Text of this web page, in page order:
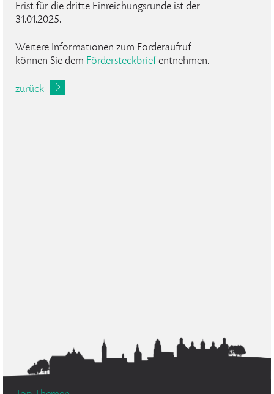
Frist für die dritte Einreichungsrunde ist der
31.01.2025.
Weitere Informationen zum Förderaufruf
können Sie dem Fördersteckbriefentnehmen.
zurück